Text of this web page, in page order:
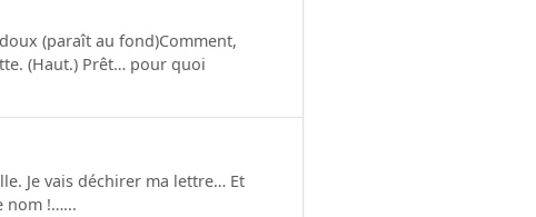
(paraît au fond)Comment,
(Haut.) Prêt… pour quoi
Je vais déchirer ma lettre… Et
nom !…...